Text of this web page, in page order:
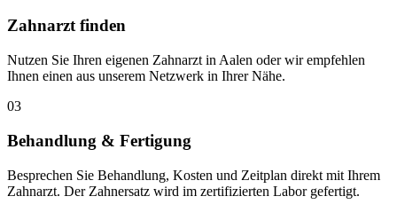
Zahnarzt finden
Nutzen Sie Ihren eigenen Zahnarzt in Aalen oder wir empfehlen
Ihnen einen aus unserem Netzwerk in Ihrer Nähe.
03
Behandlung & Fertigung
Besprechen Sie Behandlung, Kosten und Zeitplan direkt mit Ihrem
Zahnarzt. Der Zahnersatz wird im zertifizierten Labor gefertigt.